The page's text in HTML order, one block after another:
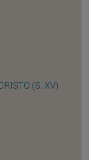
(S. XV)